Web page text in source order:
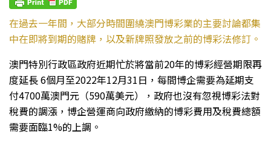
在過去一年間，大部分時間圍繞澳門博彩業的主要討論都集
中在即將到期的賭牌，以及新牌照發放之前的博彩法修訂。
澳門特別行政區政府近期忙於將當前20年的博彩經營期限再
度延長 6個月至2022年12月31日，每間博企需要為延期支
付4700萬澳門元（590萬美元），政府也沒有忽視博彩法對
稅費的調漲，博企營運商向政府繳納的博彩費用及稅費總額
需要面臨1%的上調。